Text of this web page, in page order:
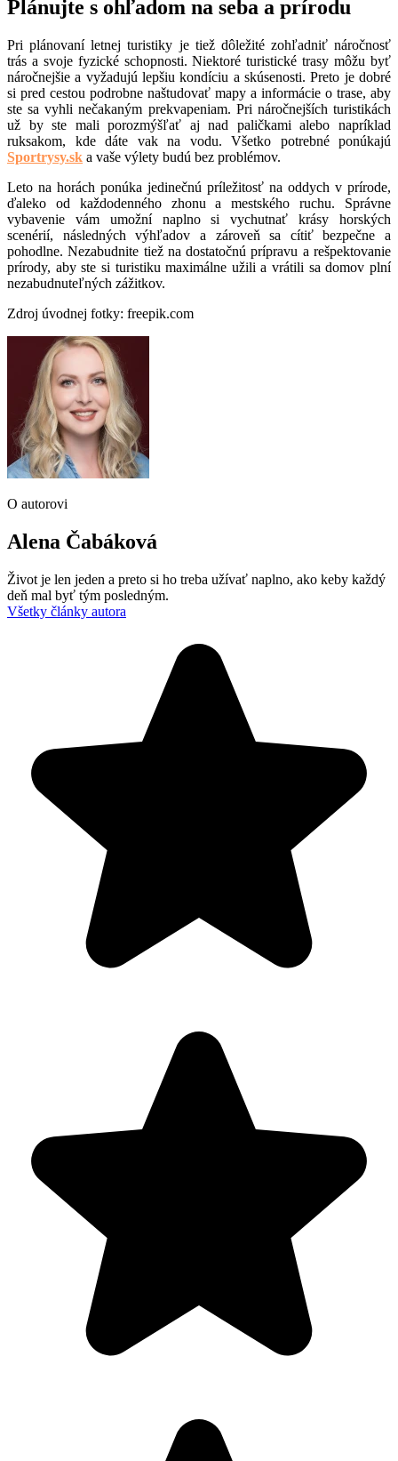
Plánujte s ohľadom na seba a prírodu
Pri plánovaní letnej turistiky je tiež dôležité zohľadniť náročnosť
trás a svoje fyzické schopnosti. Niektoré turistické trasy môžu byť
náročnejšie a vyžadujú lepšiu kondíciu a skúsenosti. Preto je dobré
si pred cestou podrobne naštudovať mapy a informácie o trase, aby
ste sa vyhli nečakaným prekvapeniam. Pri náročnejších turistikách
už by ste mali porozmýšľať aj nad paličkami alebo napríklad
ruksakom, kde dáte vak na vodu. Všetko potrebné ponúkajú
Sportrysy.sk a vaše výlety budú bez problémov.
Leto na horách ponúka jedinečnú príležitosť na oddych v prírode,
ďaleko od každodenného zhonu a mestského ruchu. Správne
vybavenie vám umožní naplno si vychutnať krásy horských
scenérií, následných výhľadov a zároveň sa cítiť bezpečne a
pohodlne. Nezabudnite tiež na dostatočnú prípravu a rešpektovanie
prírody, aby ste si turistiku maximálne užili a vrátili sa domov plní
nezabudnuteľných zážitkov.
Zdroj úvodnej fotky: freepik.com
O autorovi
Alena Čabáková
Život je len jeden a preto si ho treba užívať naplno, ako keby každý
deň mal byť tým posledným.
Všetky články autora